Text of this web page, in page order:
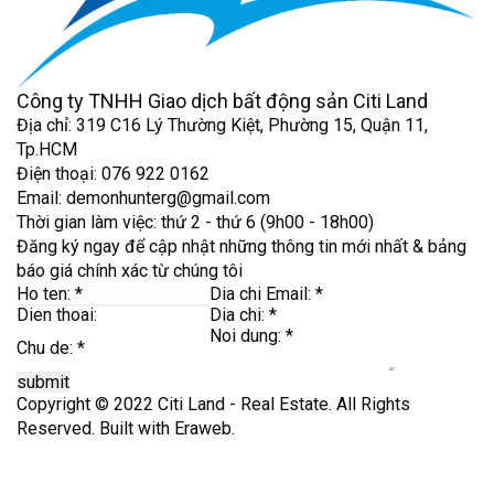
Công ty TNHH Giao dịch bất động sản Citi Land
Địa chỉ: 319 C16 Lý Thường Kiệt, Phường 15, Quận 11,
Tp.HCM
Điện thoại: 076 922 0162
Email: demonhunterg@gmail.com
Thời gian làm việc: thứ 2 - thứ 6 (9h00 - 18h00)
Đăng ký ngay để cập nhật những thông tin mới nhất & bảng
báo giá chính xác từ chúng tôi
submit
Copyright © 2022 Citi Land - Real Estate. All Rights
Reserved. Built with Eraweb.